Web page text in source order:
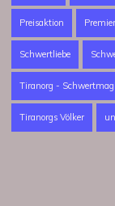
Preisaktion
Schwertliebe
Tiranorg -
Tiranorgs Völker